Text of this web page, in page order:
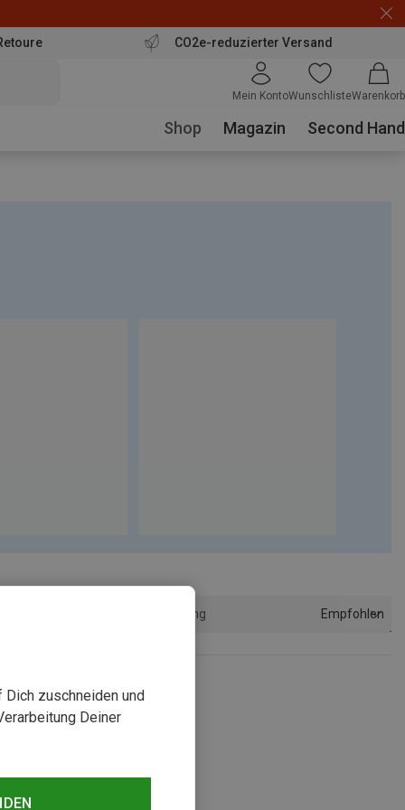
CO2e-reduzierter Versand
Mein KontoWunschlisteWarenkorb
Shop Magazin Second Hand
Sortierung Empfohlen
zuschneiden und
Deiner